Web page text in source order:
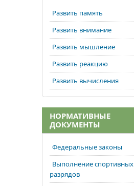
Развить память
Развить внимание
Развить мышление
Развить реакцию
Развить вычисления
НОРМАТИВНЫЕ
ДОКУМЕНТЫ
Федеральные законы
Выполнение спортивных
разрядов